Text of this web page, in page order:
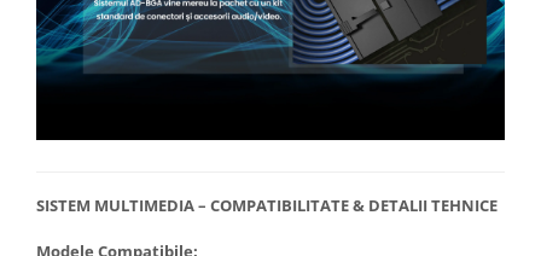
SISTEM MULTIMEDIA – COMPATIBILITATE & DETALII TEHNICE
Modele Compatibile: